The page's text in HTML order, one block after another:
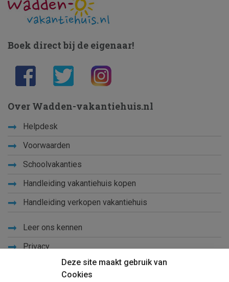
Deze site maakt gebruik van
Cookies
Boek direct bij de eigenaar!
Over Wadden-vakantiehuis.nl
Helpdesk
Voorwaarden
Schoolvakanties
Handleiding vakantiehuis kopen
Handleiding verkopen vakantiehuis
Leer ons kennen
Privacy